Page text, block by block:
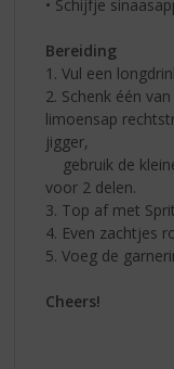
• Schijfje
Bereiding
1. Vul een
2. Schenk één
limoensap
jigger,
gebruik de
voor 2 delen.
3. Top af met
4. Even zachtjes
5. Voeg de
Cheers!